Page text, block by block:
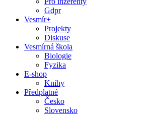
Gdpr
Vesmír+
Projekty
Diskuse
Vesmírná škola
Biologie
Fyzika
E-shop
Knihy
Předplatné
Česko
Slovensko